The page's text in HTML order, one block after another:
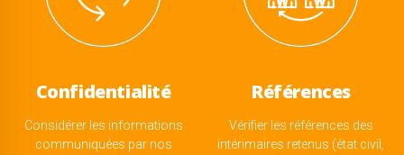
Confidentialité
Considérer les informations
communiquées par nos
Références
Vérifier les références des
intérimaires retenus (état civil,